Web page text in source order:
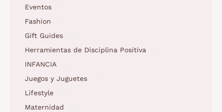
Eventos
Fashion
Gift Guides
Herramientas de Disciplina Positiva
INFANCIA
Juegos y Juguetes
Lifestyle
Maternidad